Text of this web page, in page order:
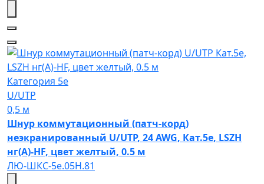
Категория 5e
U/UTP
0,5 м
Шнур коммутационный (патч-корд)
неэкранированный U/UTP, 24 AWG, Кат.5e, LSZH
нг(А)-HF, цвет желтый, 0.5 м
ЛЮ-ШКС-5e.05Н.81